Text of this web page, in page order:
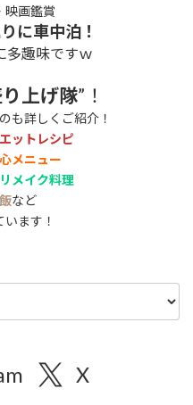
映画鑑賞
に車中泊！
多趣味ですｗ
上げ隊”！
も詳しくご紹介！
ットレシピ
メニュー
リメイク料理
など
ます！
X